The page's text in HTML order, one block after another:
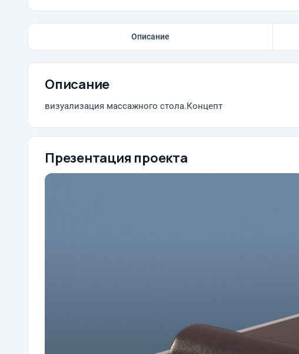
Описание
Описание
визуализация массажного стола.Концепт
Презентация проекта